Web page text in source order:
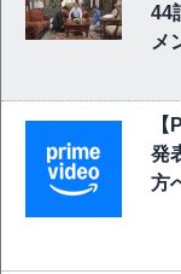
44
メ
発
方